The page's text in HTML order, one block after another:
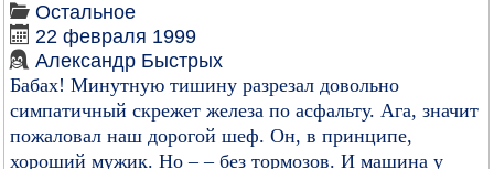
Остальное
22 февраля 1999
Александр Быстрых
Бабах! Минутную тишину разрезал довольно
симпатичный скрежет железа по асфальту. Ага, значит
пожаловал наш дорогой шеф. Он, в принципе,
хороший мужик. Но – – без тормозов. И машина у